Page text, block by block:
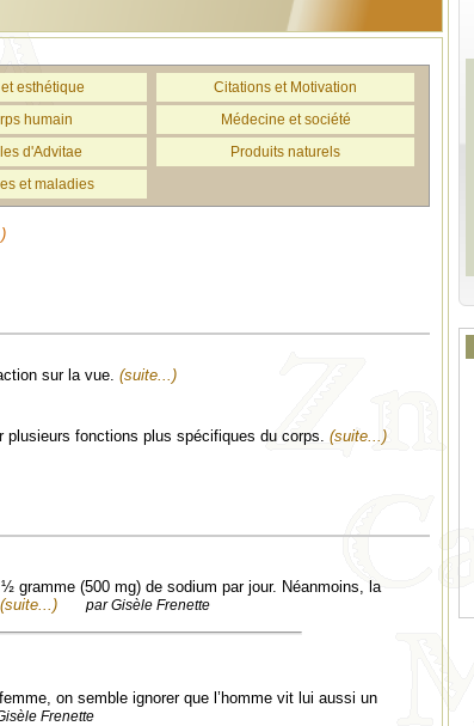
esthétique
Citations et Motivation
humain
Médecine et société
d'Advitae
Produits naturels
et maladies
sur la vue. (suite...)
fonctions plus spécifiques du corps. (suite...)
gramme (500 mg) de sodium par jour. Néanmoins, la
(suite...) par Gisèle Frenette
on semble ignorer que l’homme vit lui aussi un
Frenette